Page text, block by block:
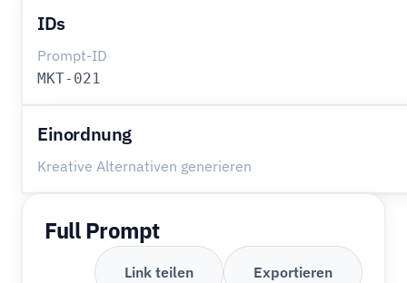
IDs
Prompt-ID
MKT-021
Einordnung
Kreative Alternativen generieren
Full Prompt
Link teilen Exportieren